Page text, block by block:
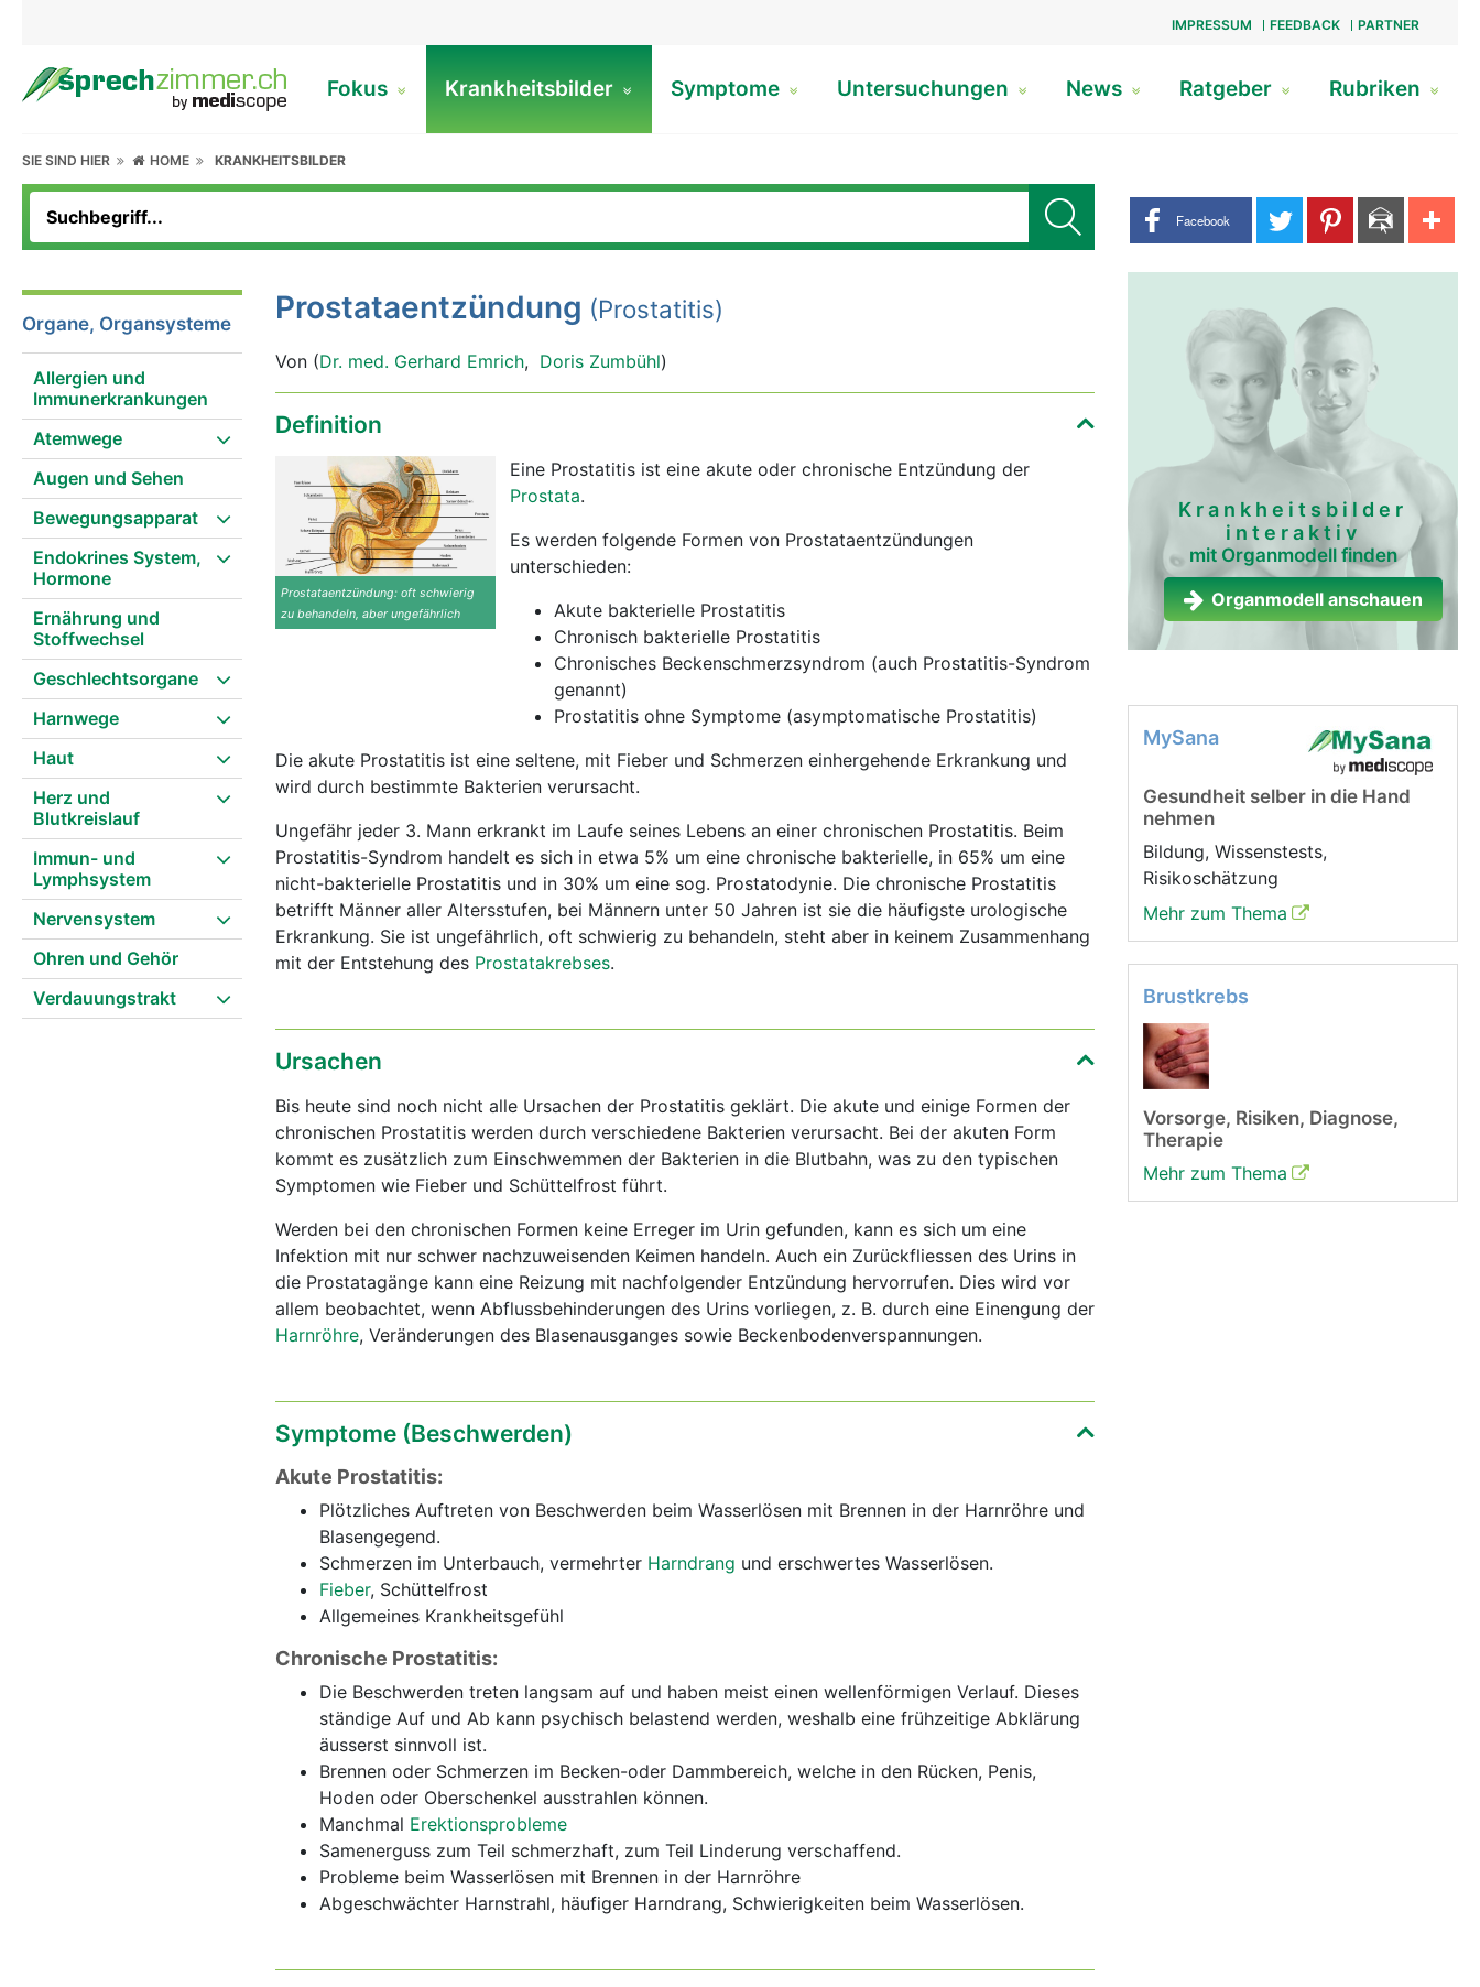
IMPRESSUM FEEDBACK PARTNER
Fokus Krankheitsbilder Symptome Untersuchungen News Ratgeber Rubriken
SIE SIND HIER HOME KRANKHEITSBILDER
Share buttons
Facebook
Organe, Organsysteme
Allergien und
Immunerkrankungen
Atemwege
Augen und Sehen
Bewegungsapparat
Endokrines System,
Hormone
Ernährung und
Stoffwechsel
Geschlechtsorgane
Harnwege
Haut
Herz und
Blutkreislauf
Immun- und
Lymphsystem
Nervensystem
Ohren und Gehör
Verdauungstrakt
Prostataentzündung (Prostatitis)
Von (Dr. med. Gerhard Emrich, Doris Zumbühl)
Definition
Prostataentzündung: oft schwierig
zu behandeln, aber ungefährlich
Eine Prostatitis ist eine akute oder chronische Entzündung der
Prostata.
Es werden folgende Formen von Prostataentzündungen
unterschieden:
Akute bakterielle Prostatitis
Chronisch bakterielle Prostatitis
Chronisches Beckenschmerzsyndrom (auch Prostatitis-Syndrom
genannt)
Prostatitis ohne Symptome (asymptomatische Prostatitis)
Die akute Prostatitis ist eine seltene, mit Fieber und Schmerzen einhergehende Erkrankung und
wird durch bestimmte Bakterien verursacht.
Ungefähr jeder 3. Mann erkrankt im Laufe seines Lebens an einer chronischen Prostatitis. Beim
Prostatitis-Syndrom handelt es sich in etwa 5% um eine chronische bakterielle, in 65% um eine
nicht-bakterielle Prostatitis und in 30% um eine sog. Prostatodynie. Die chronische Prostatitis
betrifft Männer aller Altersstufen, bei Männern unter 50 Jahren ist sie die häufigste urologische
Erkrankung. Sie ist ungefährlich, oft schwierig zu behandeln, steht aber in keinem Zusammenhang
mit der Entstehung des Prostatakrebses.
Ursachen
Bis heute sind noch nicht alle Ursachen der Prostatitis geklärt. Die akute und einige Formen der
chronischen Prostatitis werden durch verschiedene Bakterien verursacht. Bei der akuten Form
kommt es zusätzlich zum Einschwemmen der Bakterien in die Blutbahn, was zu den typischen
Symptomen wie Fieber und Schüttelfrost führt.
Werden bei den chronischen Formen keine Erreger im Urin gefunden, kann es sich um eine
Infektion mit nur schwer nachzuweisenden Keimen handeln. Auch ein Zurückfliessen des Urins in
die Prostatagänge kann eine Reizung mit nachfolgender Entzündung hervorrufen. Dies wird vor
allem beobachtet, wenn Abflussbehinderungen des Urins vorliegen, z. B. durch eine Einengung der
Harnröhre, Veränderungen des Blasenausganges sowie Beckenbodenverspannungen.
Symptome (Beschwerden)
Akute Prostatitis:
Plötzliches Auftreten von Beschwerden beim Wasserlösen mit Brennen in der Harnröhre und
Blasengegend.
Schmerzen im Unterbauch, vermehrter Harndrang und erschwertes Wasserlösen.
Fieber, Schüttelfrost
Allgemeines Krankheitsgefühl
Chronische Prostatitis:
Die Beschwerden treten langsam auf und haben meist einen wellenförmigen Verlauf. Dieses
ständige Auf und Ab kann psychisch belastend werden, weshalb eine frühzeitige Abklärung
äusserst sinnvoll ist.
Brennen oder Schmerzen im Becken-oder Dammbereich, welche in den Rücken, Penis,
Hoden oder Oberschenkel ausstrahlen können.
Manchmal Erektionsprobleme
Samenerguss zum Teil schmerzhaft, zum Teil Linderung verschaffend.
Probleme beim Wasserlösen mit Brennen in der Harnröhre
Abgeschwächter Harnstrahl, häufiger Harndrang, Schwierigkeiten beim Wasserlösen.
Krankheitsbilder
interaktiv
mit Organmodell finden
Organmodell anschauen
MySana
Gesundheit selber in die Hand
nehmen
Bildung, Wissenstests,
Risikoschätzung
Mehr zum Thema
Brustkrebs
Vorsorge, Risiken, Diagnose,
Therapie
Mehr zum Thema